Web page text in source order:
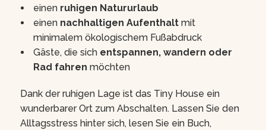
einen ruhigen Natururlaub
einen nachhaltigen Aufenthaltmit
minimalem ökologischem Fußabdruck
Gäste, die sich entspannen, wandern oder
Rad fahren möchten
Dank der ruhigen Lage ist das Tiny House ein
wunderbarer Ort zum Abschalten. Lassen Sie den
Alltagsstress hinter sich, lesen Sie ein Buch,